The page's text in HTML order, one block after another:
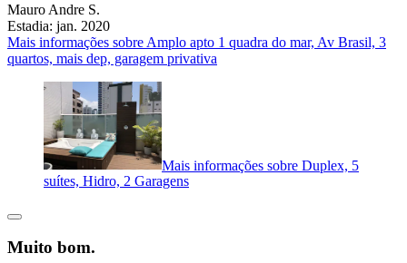
Mauro Andre S.
Estadia: jan. 2020
Mais informações sobre Amplo apto 1 quadra do mar, Av Brasil, 3
quartos, mais dep, garagem privativa
Mais informações sobre Duplex, 5
suítes, Hidro, 2 Garagens
Muito bom.